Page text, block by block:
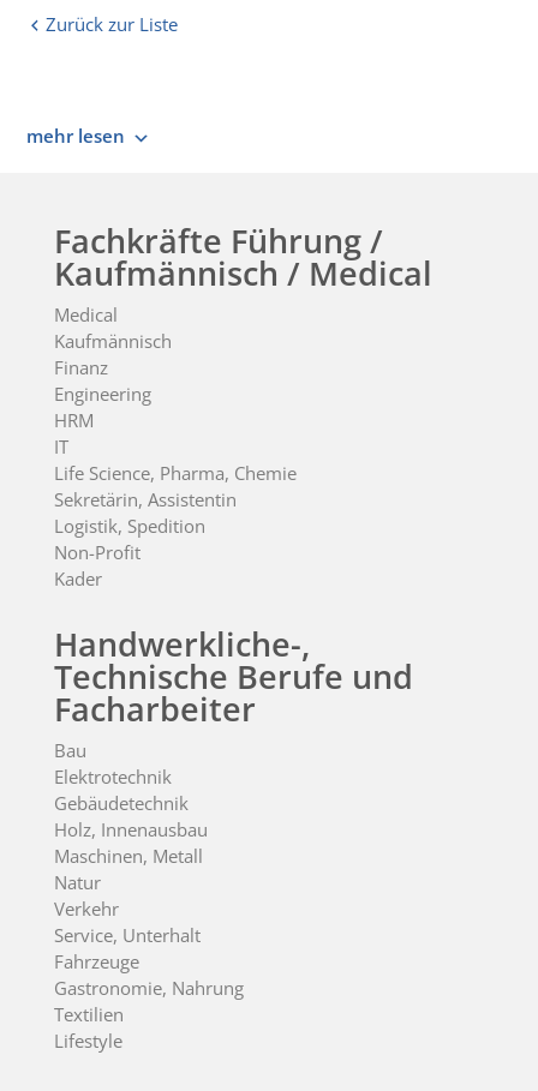
Zurück zur Liste
mehr lesen
Fachkräfte Führung /
Kaufmännisch / Medical
Medical
Kaufmännisch
Finanz
Engineering
HRM
IT
Life Science, Pharma, Chemie
Sekretärin, Assistentin
Logistik, Spedition
Non-Profit
Kader
Handwerkliche-,
Technische Berufe und
Facharbeiter
Bau
Elektrotechnik
Gebäudetechnik
Holz, Innenausbau
Maschinen, Metall
Natur
Verkehr
Service, Unterhalt
Fahrzeuge
Gastronomie, Nahrung
Textilien
Lifestyle